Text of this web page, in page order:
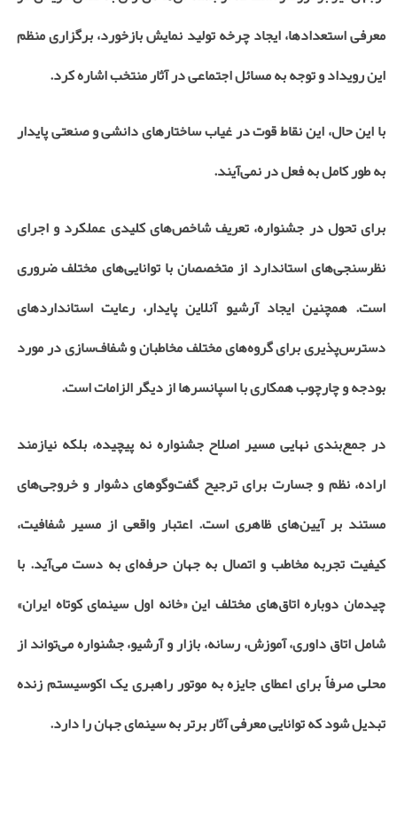
معرفی استعدادها، ایجاد چرخه تولید نمایش بازخورد، برگزاری منظم
این رویداد و توجه به مسائل اجتماعی در آثار منتخب اشاره کرد.
با این حال، این نقاط قوت در غیاب ساختارهای دانشی و صنعتی پایدار
به طور کامل به فعل در نمی‌آیند.
برای تحول در جشنواره، تعریف شاخص‌های کلیدی عملکرد و اجرای
نظرسنجی‌های استاندارد از متخصصان با توانایی‌های مختلف ضروری
است. همچنین ایجاد آرشیو آنلاین پایدار، رعایت استانداردهای
دسترس‌پذیری برای گروه‌های مختلف مخاطبان و شفاف‌سازی در مورد
بودجه و چارچوب همکاری با اسپانسرها از دیگر الزامات است.
در جمع‌بندی نهایی مسیر اصلاح جشنواره نه پیچیده، بلکه نیازمند
اراده، نظم و جسارت برای ترجیح گفت‌وگوهای دشوار و خروجی‌های
مستند بر آیین‌های ظاهری است. اعتبار واقعی از مسیر شفافیت،
کیفیت تجربه مخاطب و اتصال به جهان حرفه‌ای به دست می‌آید. با
چیدمان دوباره اتاق‌های مختلف این «خانه اول سینمای کوتاه ایران»
شامل اتاق داوری، آموزش، رسانه، بازار و آرشیو، جشنواره می‌تواند از
محلی صرفاً برای اعطای جایزه به موتور راهبری یک اکوسیستم زنده
تبدیل شود که توانایی معرفی آثار برتر به سینمای جهان را دارد.